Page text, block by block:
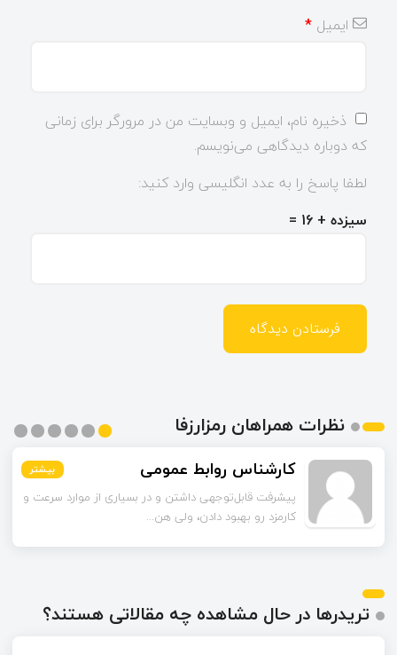
ایمیل *
ذخیره نام، ایمیل و وبسایت من در مرورگر برای زمانی
که دوباره دیدگاهی می‌نویسم.
لطفا پاسخ را به عدد انگلیسی وارد کنید:
سیزده + 16 =
نظرات همراهان رمزارزفا
بیشتر محمدی بیشتر
راهکارهای لایه دوم رو به‌عنوان راه‌حل گفتین. این شبکه‌ها
چقدر تونستن مشکل مقیاس‌...
بیشتر
بیشتر
بیشتر
بیشتر
تریدرها در حال مشاهده چه مقالاتی هستند؟